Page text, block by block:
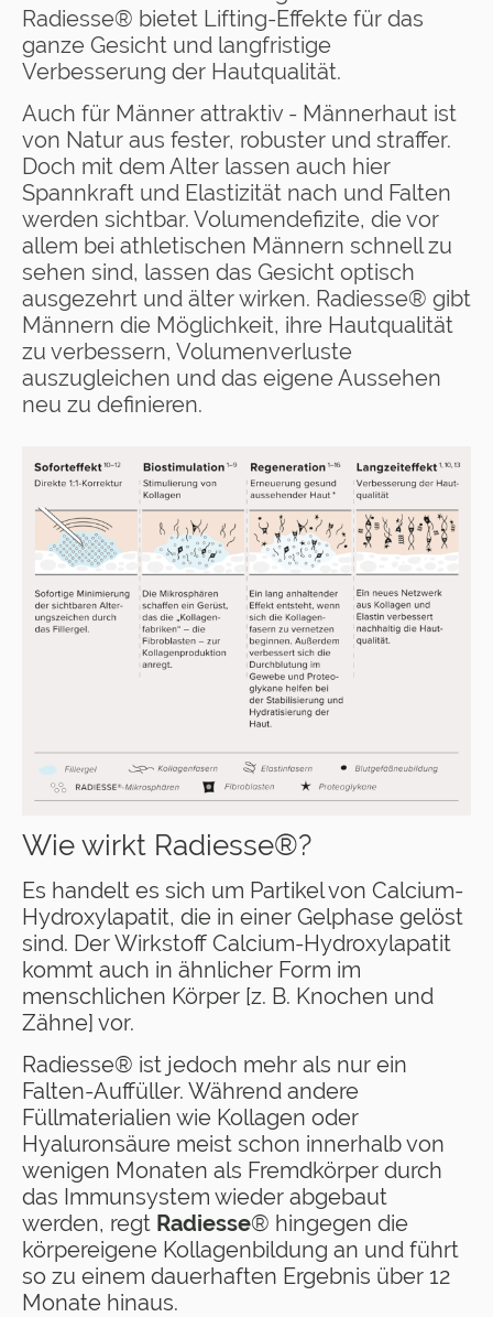
Radiesse® bietet Lifting-Effekte für das
ganze Gesicht und langfristige
Verbesserung der Hautqualität.
Auch für Männer attraktiv - Männerhaut ist
von Natur aus fester, robuster und straffer.
Doch mit dem Alter lassen auch hier
Spannkraft und Elastizität nach und Falten
werden sichtbar. Volumendefizite, die vor
allem bei athletischen Männern schnell zu
sehen sind, lassen das Gesicht optisch
ausgezehrt und älter wirken. Radiesse® gibt
Männern die Möglichkeit, ihre Hautqualität
zu verbessern, Volumenverluste
auszugleichen und das eigene Aussehen
neu zu definieren.
Wie wirkt Radiesse®?
Es handelt es sich um Partikel von Calcium-
Hydroxylapatit, die in einer Gelphase gelöst
sind. Der Wirkstoff Calcium-Hydroxylapatit
kommt auch in ähnlicher Form im
menschlichen Körper [z. B. Knochen und
Zähne] vor.
Radiesse® ist jedoch mehr als nur ein
Falten-Auffüller. Während andere
Füllmaterialien wie Kollagen oder
Hyaluronsäure meist schon innerhalb von
wenigen Monaten als Fremdkörper durch
das Immunsystem wieder abgebaut
werden, regt Radiesse® hingegen die
körpereigene Kollagenbildung an und führt
so zu einem dauerhaften Ergebnis über 12
Monate hinaus.